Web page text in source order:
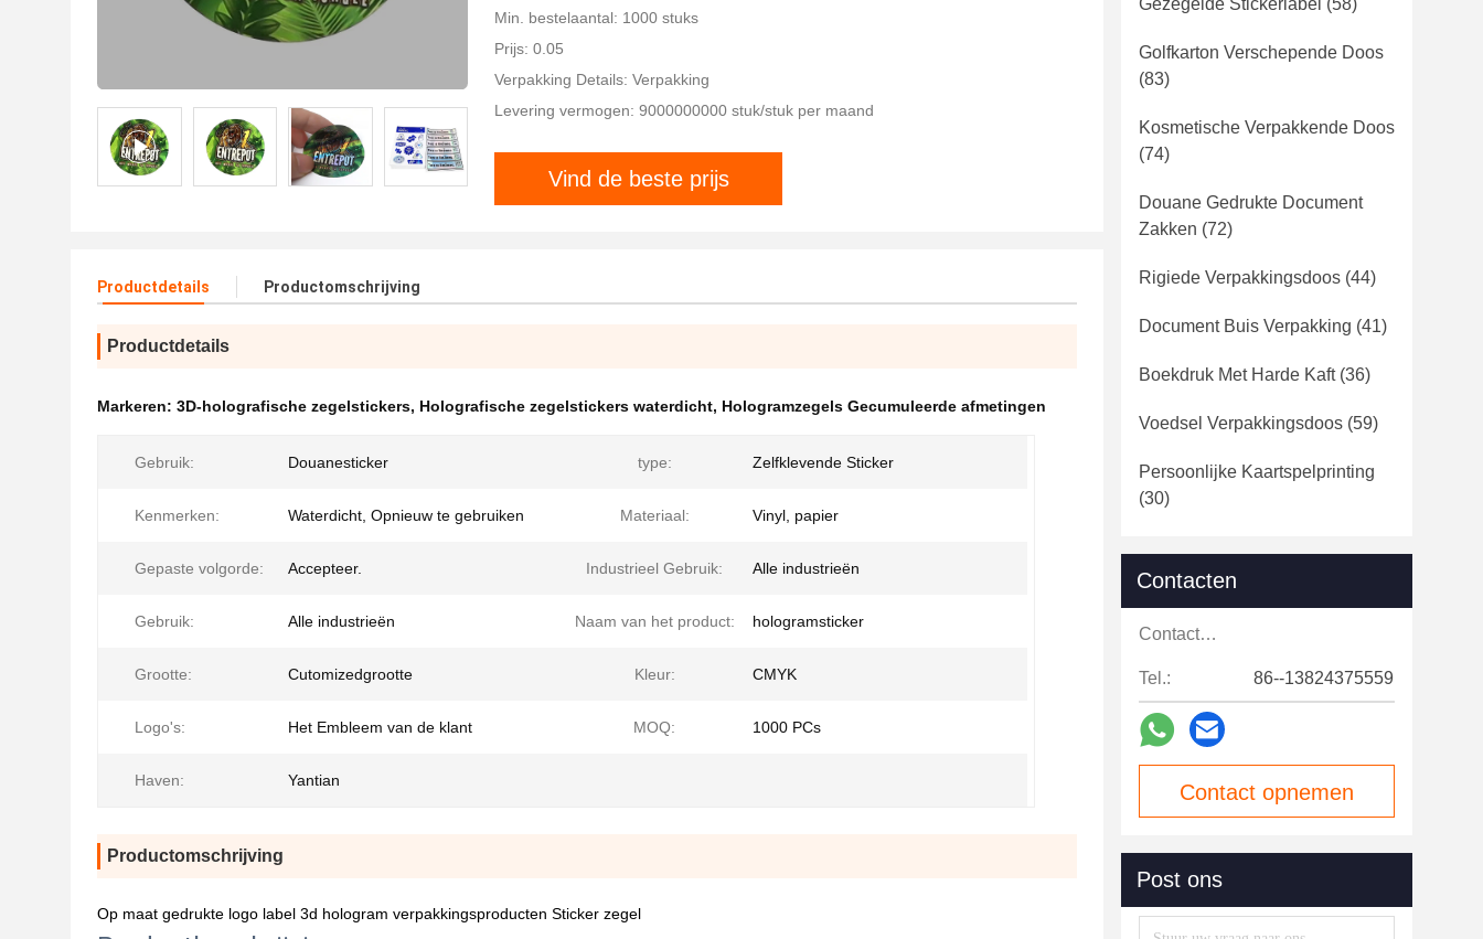
Min. bestelaantal: 1000 stuks
Prijs: 0.05
Verpakking Details: Verpakking
Levering vermogen: 9000000000 stuk/stuk per maand
Vind de beste prijs
Productdetails Productomschrijving
Productdetails
Markeren: 3D-holografische zegelstickers, Holografische zegelstickers waterdicht, Hologramzegels Gecumuleerde afmetingen
Gebruik: Douanesticker type: Zelfklevende Sticker
Kenmerken: Waterdicht, Opnieuw te gebruiken Materiaal: Vinyl, papier
Gepaste volgorde: Accepteer. Industrieel Gebruik: Alle industrieën
Gebruik: Alle industrieën Naam van het product: hologramsticker
Grootte: Cutomizedgrootte Kleur: CMYK
Logo's: Het Embleem van de klant MOQ: 1000 PCs
Haven: Yantian
Productomschrijving
Op maat gedrukte logo label 3d hologram verpakkingsproducten Sticker zegel
Gezegelde Stickerlabel (58)
Golfkarton Verschepende Doos
(83)
Kosmetische Verpakkende Doos
(74)
Douane Gedrukte Document
Zakken (72)
Rigiede Verpakkingsdoos (44)
Document Buis Verpakking (41)
Boekdruk Met Harde Kaft(36)
Voedsel Verpakkingsdoos (59)
Persoonlijke Kaartspelprinting
(30)
Contacten
Contacten:
Tel.: 86--13824375559
Contact opnemen
Post ons